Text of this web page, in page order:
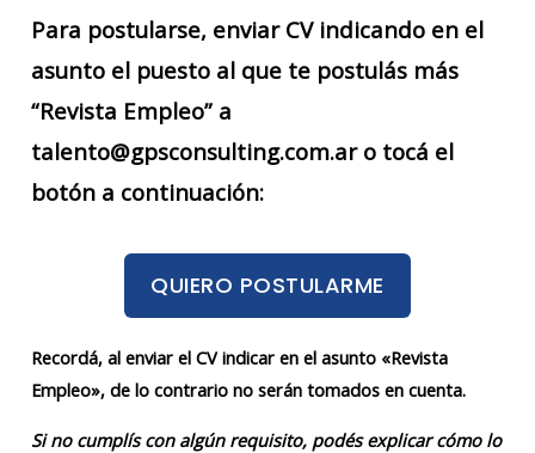
Para postularse, enviar CV indicando en el
asunto el puesto al que te postulás más
“Revista Empleo” a
talento@gpsconsulting.com.ar o tocá el
botón a continuación:
QUIERO POSTULARME
Recordá, al enviar el CV indicar en el asunto «Revista
Empleo», de lo contrario no serán tomados en cuenta.
Si no cumplís con algún requisito, podés explicar cómo lo